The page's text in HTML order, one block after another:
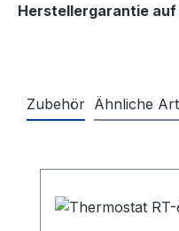
Herstellergarantie
Zubehör Ähnliche